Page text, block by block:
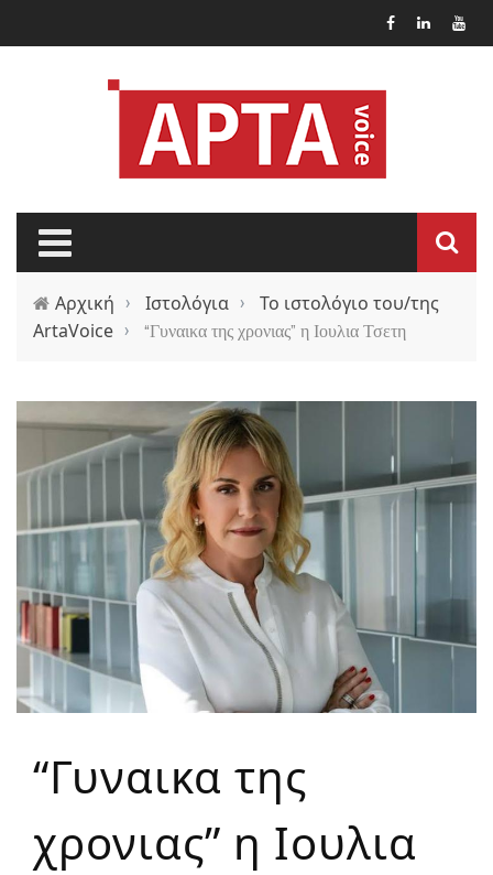
Αρχική › Ιστολόγια ›
Το ιστολόγιο του/της
ArtaVoice › “Γυναικα της χρονιας” η Ιουλια Τσετη
“Γυναικα της
χρονιας” η Ιουλια